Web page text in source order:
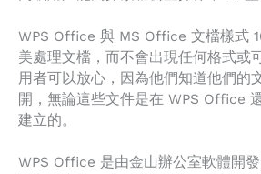
WPS Office 與 MS Office 文檔樣式
美處理文檔，而不會出現任何格式或
用者可以放心，因為他們知道他們的
開，無論這些文件是在 WPS Office
建立的。
WPS Office 是由金山辦公室軟體開